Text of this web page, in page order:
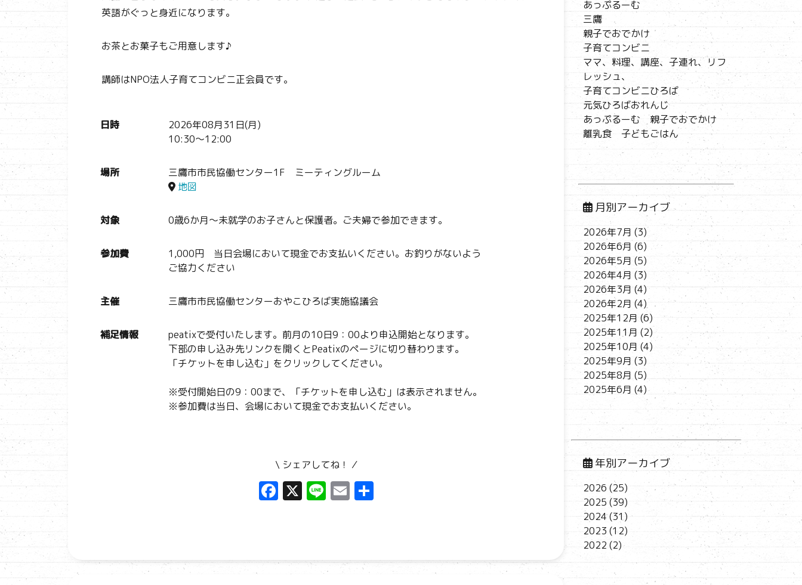
英語がぐっと身近になります。
お茶とお菓子もご用意します♪
講師はNPO法人子育てコンビニ正会員です。
日時
2026年08月31日(月)
10:30～12:00
場所
三鷹市市民協働センター1F ミーティングルーム
地図
対象 0歳6か月～未就学のお子さんと保護者。ご夫婦で参加できます。
参加費
1,000円 当日会場において現金でお支払いください。お釣りがないよう
ご協力ください
主催 三鷹市市民協働センターおやこひろば実施協議会
補足情報
peatixで受付いたします。前月の10日9：00より申込開始となります。
下部の申し込み先リンクを開くとPeatixのページに切り替わります。
「チケットを申し込む」をクリックしてください。
※受付開始日の9：00まで、「チケットを申し込む」は表示されません。
※参加費は当日、会場において現金でお支払いください。
\ シェアしてね！ ⁄
F
o
X Li E 共
あっぷるーむ
三鷹
親子でおでかけ
子育てコンビニ
ママ、料理、講座、子連れ、リフ
レッシュ、
子育てコンビニひろば
元気ひろばおれんじ
あっぷるーむ 親子でおでかけ
離乳食 子どもごはん
月別アーカイブ
2026年7月 (3)
2026年6月 (6)
2026年5月 (5)
2026年4月 (3)
2026年3月 (4)
2026年2月 (4)
2025年12月 (6)
2025年11月 (2)
2025年10月 (4)
2025年9月 (3)
2025年8月 (5)
2025年6月 (4)
年別アーカイブ
2026 (25)
2025 (39)
2024(31)
2023 (12)
2022 (2)